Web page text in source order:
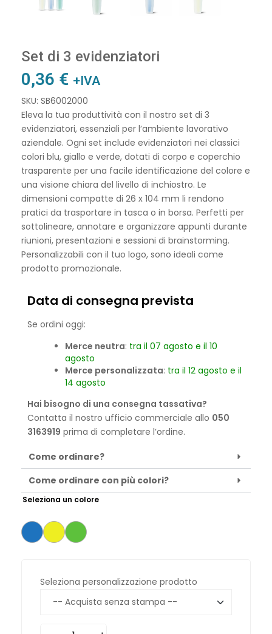
Set di 3 evidenziatori
0,36 € +IVA
SKU: SB6002000
Eleva la tua produttività con il nostro set di 3
evidenziatori, essenziali per l’ambiente lavorativo
aziendale. Ogni set include evidenziatori nei classici
colori blu, giallo e verde, dotati di corpo e coperchio
trasparente per una facile identificazione del colore e
una visione chiara del livello di inchiostro. Le
dimensioni compatte di 26 x 104 mm li rendono
pratici da trasportare in tasca o in borsa. Perfetti per
sottolineare, annotare e organizzare appunti durante
riunioni, presentazioni e sessioni di brainstorming.
Personalizzabili con il tuo logo, sono ideali come
prodotto promozionale.
Data di consegna prevista
Se ordini oggi:
Merce neutra: tra il 07 agosto e il 10
agosto
Merce personalizzata: tra il 12 agosto e il
14 agosto
Hai bisogno di una consegna tassativa?
Contatta il nostro ufficio commerciale allo 050
3163919 prima di completare l’ordine.
Come ordinare?
Come ordinare con più colori?
Seleziona un colore
Seleziona personalizzazione prodotto